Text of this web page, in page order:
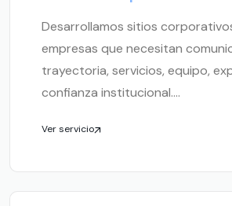
Desarrollamos sitios
empresas que necesitan
trayectoria, servicios, equipo,
confianza institucional....
Ver servicio